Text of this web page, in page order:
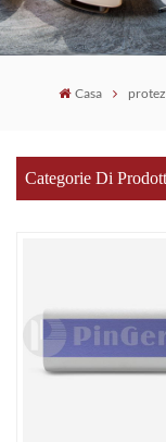
Casa
Categorie Di